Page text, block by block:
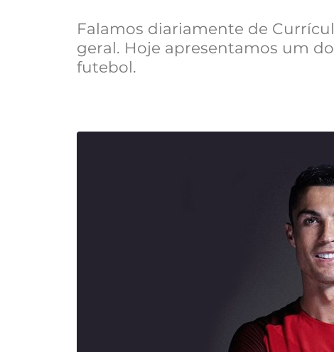
Falamos diariamente de
geral. Hoje apresentamos um
futebol.